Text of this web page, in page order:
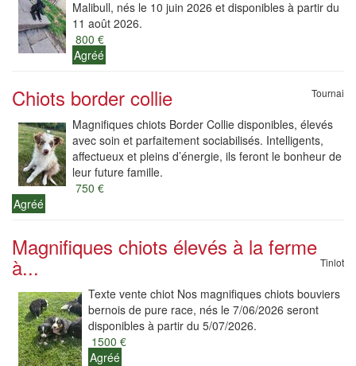
Malibull, nés le 10 juin 2026 et disponibles à partir du
11 août 2026.
800 €
Agréé
Chiots border collie Tournai
Magnifiques chiots Border Collie disponibles, élevés
avec soin et parfaitement sociabilisés. Intelligents,
affectueux et pleins d’énergie, ils feront le bonheur de
leur future famille.
750 €
Agréé
Magnifiques chiots élevés à la ferme
à... Tinlot
Texte vente chiot Nos magnifiques chiots bouviers
bernois de pure race, nés le 7/06/2026 seront
disponibles à partir du 5/07/2026.
1500 €
Agréé